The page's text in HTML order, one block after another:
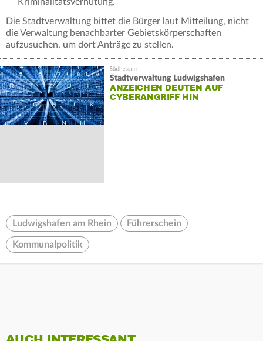
Die Stadtverwaltung bittet die Bürger laut Mitteilung, nicht
die Verwaltung benachbarter Gebietskörperschaften
aufzusuchen, um dort Anträge zu stellen.
Stadtverwaltung Ludwigshafen
ANZEICHEN DEUTEN AUF
CYBERANGRIFF HIN
Ludwigshafen am Rhein Führerschein
Kommunalpolitik